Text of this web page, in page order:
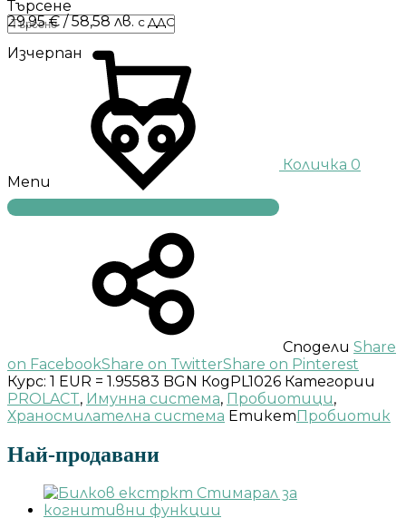
Търсене
Количка 0
Menu
29,95€/ 58,58 лв.с ДДС
Изчерпан
Сподели Share
on FacebookShare on TwitterShare on Pinterest
Курс: 1 EUR = 1.95583 BGN КодPL1026 Категории
PROLACT, Имунна система, Пробиотици,
Храносмилателна система ЕтикетПробиотик
Най-продавани